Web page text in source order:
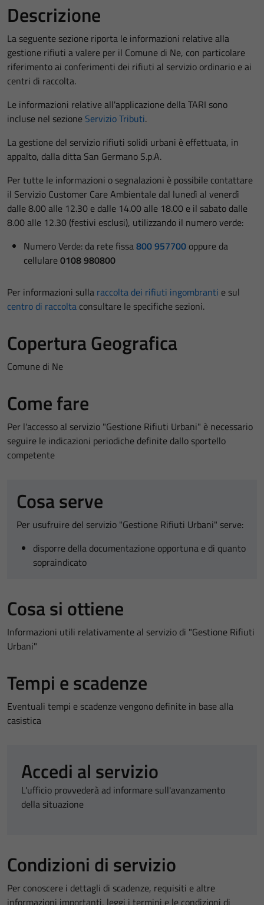
Descrizione
La seguente sezione riporta le informazioni relative alla
gestione rifiuti a valere per il Comune di Ne, con particolare
riferimento ai conferimenti dei rifiuti al servizio ordinario e ai
centri di raccolta.
Le informazioni relative all'applicazione della TARI sono
incluse nel sezione Servizio Tributi.
La gestione del servizio rifiuti solidi urbani è effettuata, in
appalto, dalla ditta San Germano S.p.A.
Per tutte le informazioni o segnalazioni è possibile contattare
il Servizio Customer Care Ambientale dal lunedì al venerdì
dalle 8.00 alle 12.30 e dalle 14.00 alle 18.00 e il sabato dalle
8.00 alle 12.30 (festivi esclusi), utilizzando il numero verde:
Numero Verde: da rete fissa800 957700 oppure da
cellulare0108 980800
Per informazioni sulla raccolta dei rifiuti ingombranti e sul
centro di raccolta consultare le specifiche sezioni.
Copertura Geografica
Comune di Ne
Come fare
Per l'accesso al servizio "Gestione Rifiuti Urbani" è necessario
seguire le indicazioni periodiche definite dallo sportello
competente
Cosa serve
Per usufruire del servizio "Gestione Rifiuti Urbani" serve:
disporre della documentazione opportuna e di quanto
sopraindicato
Cosa si ottiene
Informazioni utili relativamente al servizio di "Gestione Rifiuti
Urbani"
Tempi e scadenze
Eventuali tempi e scadenze vengono definite in base alla
casistica
Accedi al servizio
L'ufficio provvederà ad informare sull'avanzamento
della situazione
Condizioni di servizio
Per conoscere i dettagli di scadenze, requisiti e altre
informazioni importanti, leggi i termini e le condizioni di